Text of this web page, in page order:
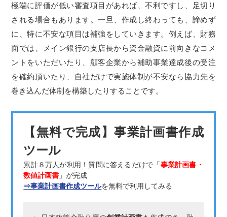
極端に評価が低い審査項目があれば、不利ですし、足切り
される場合もあります。一旦、作成し終わっても、諦めず
に、特に不安な項目は補強をしていきます。例えば、財務
面では、メイン銀行の支店長から資金融資に前向きなコメ
ントをいただいたり、顧客企業から補助事業達成後の受注
を確約頂いたり、自社だけで実施体制が不安なら協力先を
巻き込んだ体制を構築したりすることです。
【無料で完成】事業計画書作成
ツール
累計８万人が利用！質問に答えるだけで「事業計画書・
数値計画書 」が完成
⇒事業計画書作成ツールを無料で利用してみる